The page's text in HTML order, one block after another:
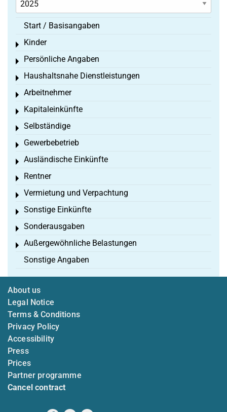
Start / Basisangaben
Kinder
Toggle menu
Persönliche Angaben
Toggle menu
Haushaltsnahe Dienstleistungen
Toggle menu
Arbeitnehmer
Toggle menu
Kapitaleinkünfte
Toggle menu
Selbständige
Toggle menu
Gewerbebetrieb
Toggle menu
Ausländische Einkünfte
Toggle menu
Rentner
Toggle menu
Vermietung und Verpachtung
Toggle menu
Sonstige Einkünfte
Toggle menu
Sonderausgaben
Toggle menu
Außergewöhnliche Belastungen
Toggle menu
Sonstige Angaben
About us
Legal Notice
Terms & Conditions
Privacy Policy
Accessibility
Press
Prices
Partner programme
Cancel contract